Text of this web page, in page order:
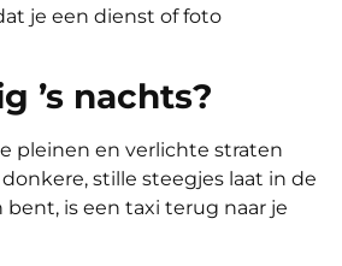
je een dienst of foto
’s nachts?
pleinen en verlichte straten
stille steegjes laat in de
bent, is een taxi terug naar je